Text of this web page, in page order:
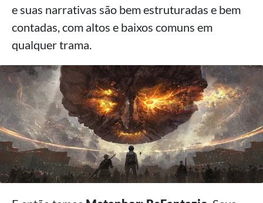
e suas narrativas são bem estruturadas e bem
contadas, com altos e baixos comuns em
qualquer trama.